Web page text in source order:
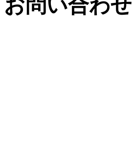
お問い合わせ